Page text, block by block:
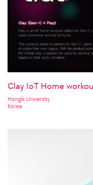
Clay IoT Home
Hongik University
Korea